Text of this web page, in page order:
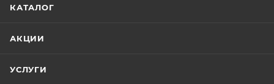
КАТАЛОГ
АКЦИИ
УСЛУГИ